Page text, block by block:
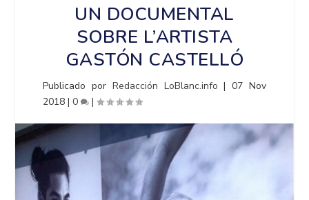
UN DOCUMENTAL
SOBRE L’ARTISTA
GASTÓN CASTELLÓ
Publicado por Redacción LoBlanc.info | 07 Nov
2018 |0 |